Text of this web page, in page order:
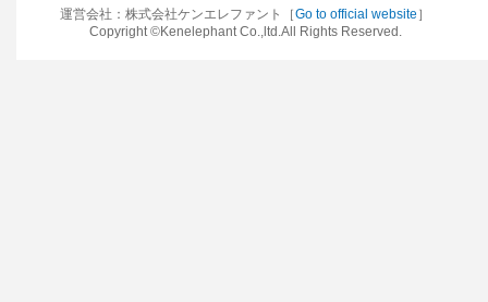
運営会社：株式会社ケンエレファント［Go to official website ］
Copyright ©Kenelephant Co.,ltd.All Rights Reserved.